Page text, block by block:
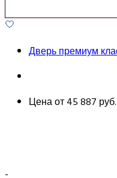
Дверь премиум
Цена от45 887 руб.
-